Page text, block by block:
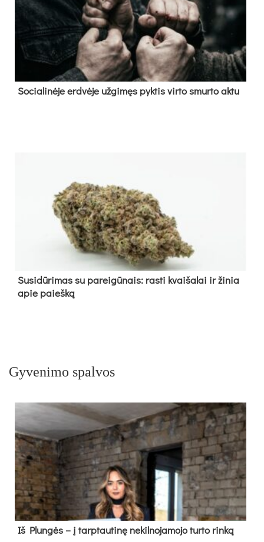
So­cia­li­nė­je erd­vė­je už­gi­męs pyk­tis vir­to smur­to ak­tu
Su­si­dū­ri­mas su pa­rei­gū­nais: ras­ti kvai­ša­lai ir ži­nia
apie paieš­ką
Gyvenimo spalvos
Iš Plungės – į tarptautinę nekilnojamojo turto rinką